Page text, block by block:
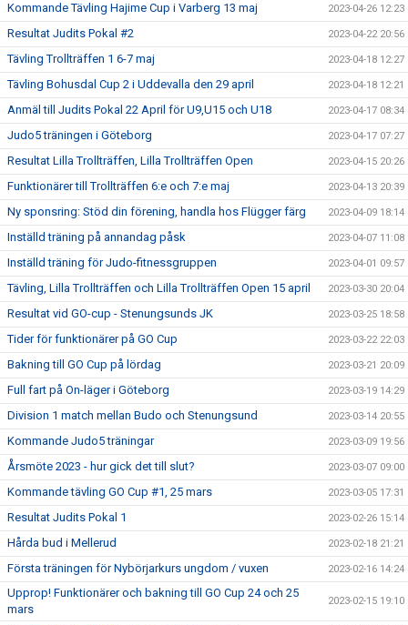
Kommande Tävling Hajime Cup i Varberg 13 maj 2023-04-26 12:23
Resultat Judits Pokal #2 2023-04-22 20:56
Tävling Trollträffen 1 6-7 maj 2023-04-18 12:27
Tävling Bohusdal Cup 2 i Uddevalla den 29 april 2023-04-18 12:21
Anmäl till Judits Pokal 22 April för U9,U15 och U18 2023-04-17 08:34
Judo5 träningen i Göteborg 2023-04-17 07:27
Resultat Lilla Trollträffen, Lilla Trollträffen Open 2023-04-15 20:26
Funktionärer till Trollträffen 6:e och 7:e maj 2023-04-13 20:39
Ny sponsring: Stöd din förening, handla hos Flügger färg 2023-04-09 18:14
Inställd träning på annandag påsk 2023-04-07 11:08
Inställd träning för Judo-fitnessgruppen 2023-04-01 09:57
Tävling, Lilla Trollträffen och Lilla Trollträffen Open 15 april 2023-03-30 20:04
Resultat vid GO-cup - Stenungsunds JK 2023-03-25 18:58
Tider för funktionärer på GO Cup 2023-03-22 22:03
Bakning till GO Cup på lördag 2023-03-21 20:09
Full fart på On-läger i Göteborg 2023-03-19 14:29
Division 1 match mellan Budo och Stenungsund 2023-03-14 20:55
Kommande Judo5 träningar 2023-03-09 19:56
Årsmöte 2023 - hur gick det till slut? 2023-03-07 09:00
Kommande tävling GO Cup #1, 25 mars 2023-03-05 17:31
Resultat Judits Pokal 1 2023-02-26 15:14
Hårda bud i Mellerud 2023-02-18 21:21
Första träningen för Nybörjarkurs ungdom / vuxen 2023-02-16 14:24
Upprop! Funktionärer och bakning till GO Cup 24 och 25
mars
2023-02-15 19:10